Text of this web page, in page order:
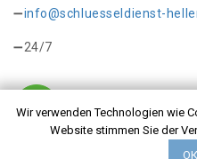
Wir verwenden Technologien wie
Website stimmen Sie der
ОК
info@schluesseldienst-
24/7
Copyright © 2026